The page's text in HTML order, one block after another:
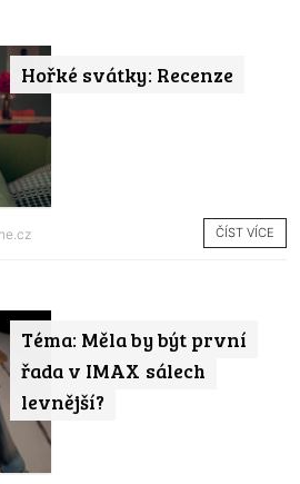
Hořké svátky: Recenze
ČÍST VÍCE
Téma: Měla by být první
řada v IMAX sálech
levnější?